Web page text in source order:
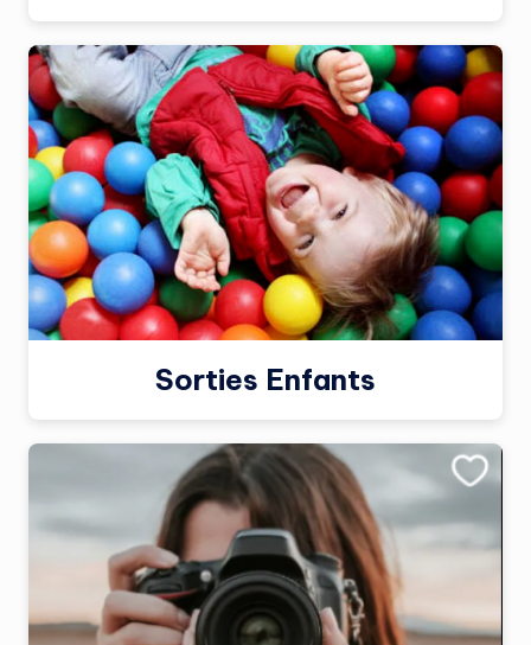
Sorties Enfants